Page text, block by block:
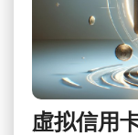
虛拟信用